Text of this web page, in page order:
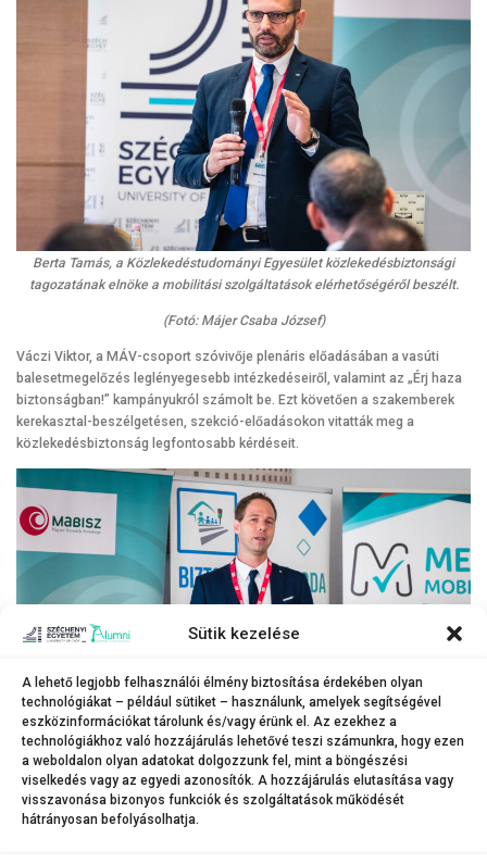
Sütik kezelése
A lehető legjobb felhasználói élmény biztosítása érdekében olyan
technológiákat – például sütiket – használunk, amelyek segítségével
eszközinformációkat tárolunk és/vagy érünk el. Az ezekhez a
technológiákhoz való hozzájárulás lehetővé teszi számunkra, hogy ezen
a weboldalon olyan adatokat dolgozzunk fel, mint a böngészési
viselkedés vagy az egyedi azonosítók. A hozzájárulás elutasítása vagy
visszavonása bizonyos funkciók és szolgáltatások működését
hátrányosan befolyásolhatja.
Berta Tamás, a Közlekedéstudományi Egyesület közlekedésbiztonsági
tagozatának elnöke a mobilitási szolgáltatások elérhetőségéről beszélt.
(Fotó: Májer Csaba József)
Váczi Viktor, a MÁV-csoport szóvivője plenáris előadásában a vasúti
balesetmegelőzés leglényegesebb intézkedéseiről, valamint az „Érj haza
biztonságban!” kampányukról számolt be. Ezt követően a szakemberek
kerekasztal-beszélgetésen, szekció-előadásokon vitatták meg a
közlekedésbiztonság legfontosabb kérdéseit.